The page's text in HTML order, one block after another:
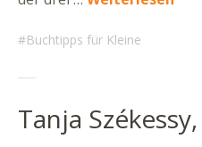
Buchtipps für Kleine
Tanja